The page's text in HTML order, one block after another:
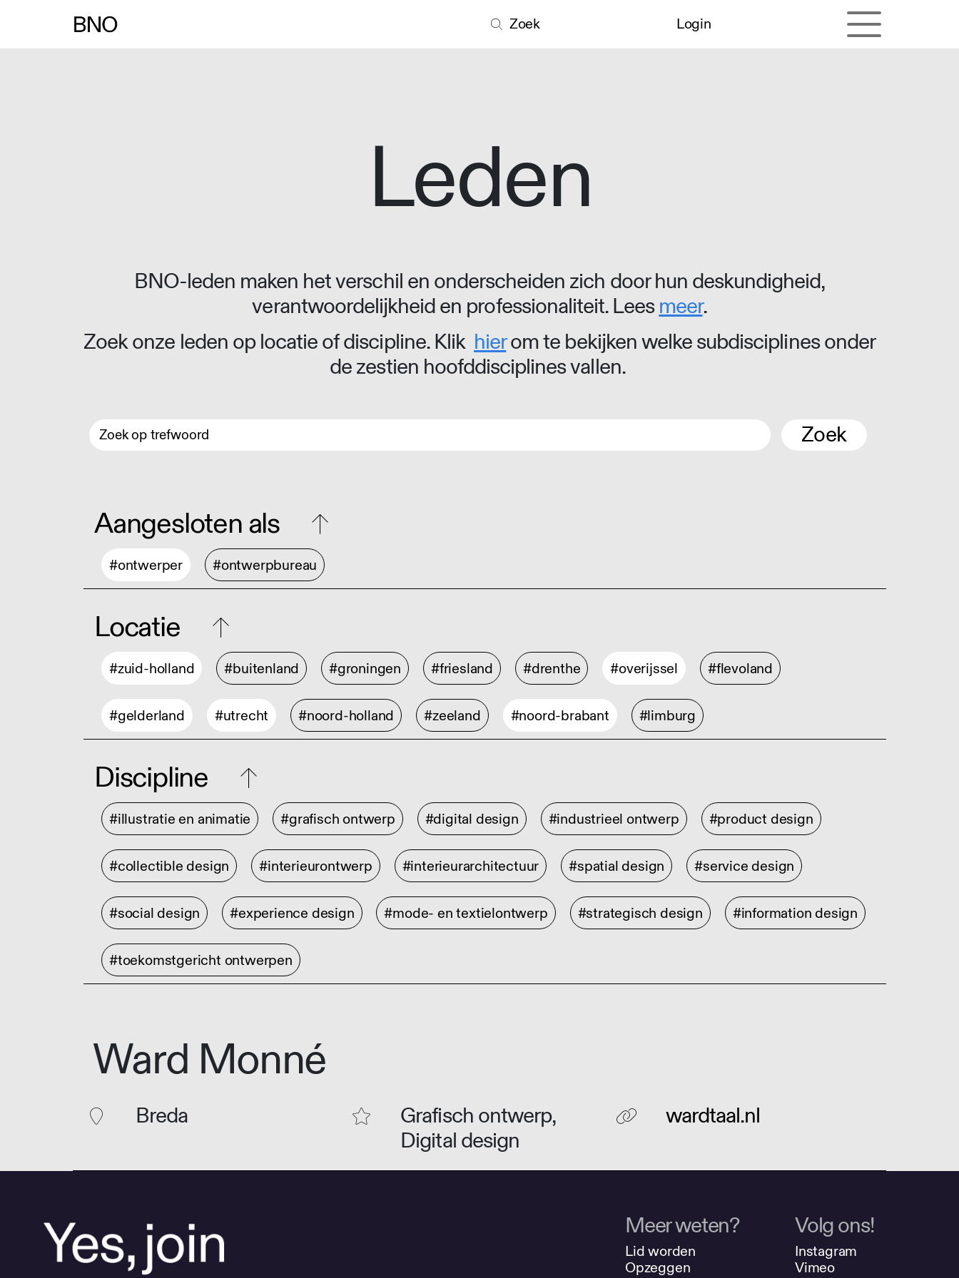
Zoek Login
Leden
BNO-leden maken het verschil en onderscheiden zich door hun deskundigheid,
verantwoordelijkheid en professionaliteit. Leesmeer.
Zoek onze leden op locatie of discipline. Klik hierom te bekijken welke subdisciplines onder
de zestien hoofddisciplines vallen.
Zoek
Aangesloten als
#ontwerper #ontwerpbureau
Locatie
#zuid-holland #buitenland #groningen #friesland #drenthe #overijssel #flevoland
#gelderland #utrecht #noord-holland #zeeland #noord-brabant #limburg
Discipline
#illustratie en animatie #grafisch ontwerp #digital design #industrieel ontwerp #product design
#collectible design #interieurontwerp #interieurarchitectuur #spatial design #service design
#social design #experience design #mode- en textielontwerp #strategisch design #information design
#toekomstgericht ontwerpen
Ward Monné
Breda
Grafisch ontwerp,
Digital design
wardtaal.nl
Meer weten?
Lid worden
Opzeggen
Volg ons!
Instagram
Vimeo